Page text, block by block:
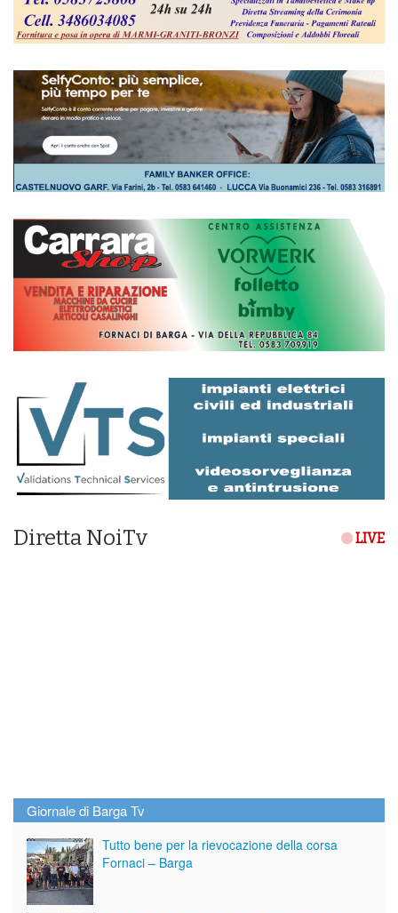
Diretta NoiTv LIVE
Giornale di Barga Tv
Tutto bene per la rievocazione della corsa
Fornaci – Barga